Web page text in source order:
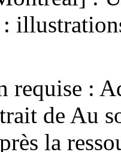
:
requise :
de Au
la